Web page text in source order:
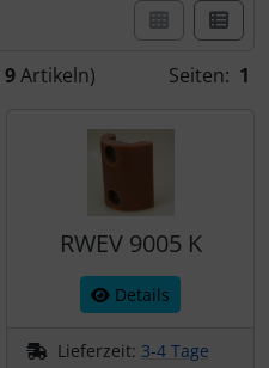
9Artikeln) Seiten: 1
RWEV 9005 K
Details
Lieferzeit: 3-4 Tage